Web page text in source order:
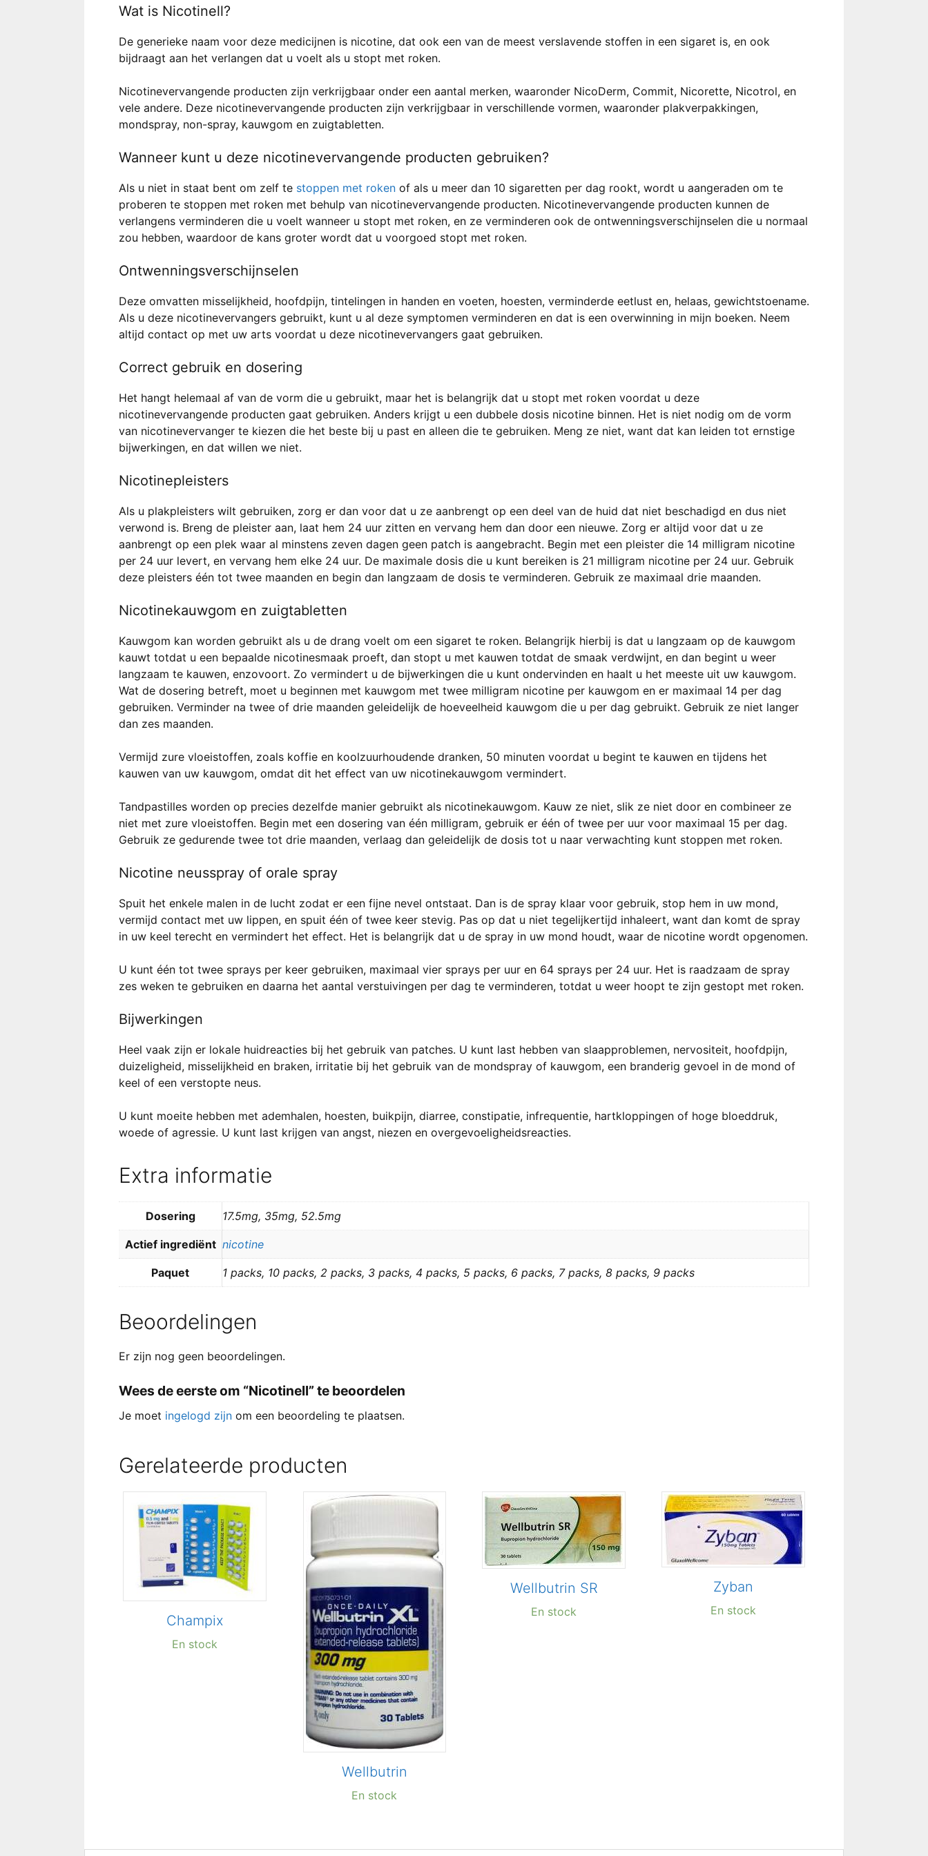
Wat is Nicotinell?
De generieke naam voor deze medicijnen is nicotine, dat ook een van de meest verslavende stoffen in een sigaret is, en ook
bijdraagt aan het verlangen dat u voelt als u stopt met roken.
Nicotinevervangende producten zijn verkrijgbaar onder een aantal merken, waaronder NicoDerm, Commit, Nicorette, Nicotrol, en
vele andere. Deze nicotinevervangende producten zijn verkrijgbaar in verschillende vormen, waaronder plakverpakkingen,
mondspray, non-spray, kauwgom en zuigtabletten.
Wanneer kunt u deze nicotinevervangende producten gebruiken?
Als u niet in staat bent om zelf te stoppen met roken of als u meer dan 10 sigaretten per dag rookt, wordt u aangeraden om te
proberen te stoppen met roken met behulp van nicotinevervangende producten. Nicotinevervangende producten kunnen de
verlangens verminderen die u voelt wanneer u stopt met roken, en ze verminderen ook de ontwenningsverschijnselen die u normaal
zou hebben, waardoor de kans groter wordt dat u voorgoed stopt met roken.
Ontwenningsverschijnselen
Deze omvatten misselijkheid, hoofdpijn, tintelingen in handen en voeten, hoesten, verminderde eetlust en, helaas, gewichtstoename.
Als u deze nicotinevervangers gebruikt, kunt u al deze symptomen verminderen en dat is een overwinning in mijn boeken. Neem
altijd contact op met uw arts voordat u deze nicotinevervangers gaat gebruiken.
Correct gebruik en dosering
Het hangt helemaal af van de vorm die u gebruikt, maar het is belangrijk dat u stopt met roken voordat u deze
nicotinevervangende producten gaat gebruiken. Anders krijgt u een dubbele dosis nicotine binnen. Het is niet nodig om de vorm
van nicotinevervanger te kiezen die het beste bij u past en alleen die te gebruiken. Meng ze niet, want dat kan leiden tot ernstige
bijwerkingen, en dat willen we niet.
Nicotinepleisters
Als u plakpleisters wilt gebruiken, zorg er dan voor dat u ze aanbrengt op een deel van de huid dat niet beschadigd en dus niet
verwond is. Breng de pleister aan, laat hem 24 uur zitten en vervang hem dan door een nieuwe. Zorg er altijd voor dat u ze
aanbrengt op een plek waar al minstens zeven dagen geen patch is aangebracht. Begin met een pleister die 14 milligram nicotine
per 24 uur levert, en vervang hem elke 24 uur. De maximale dosis die u kunt bereiken is 21 milligram nicotine per 24 uur. Gebruik
deze pleisters één tot twee maanden en begin dan langzaam de dosis te verminderen. Gebruik ze maximaal drie maanden.
Nicotinekauwgom en zuigtabletten
Kauwgom kan worden gebruikt als u de drang voelt om een sigaret te roken. Belangrijk hierbij is dat u langzaam op de kauwgom
kauwt totdat u een bepaalde nicotinesmaak proeft, dan stopt u met kauwen totdat de smaak verdwijnt, en dan begint u weer
langzaam te kauwen, enzovoort. Zo vermindert u de bijwerkingen die u kunt ondervinden en haalt u het meeste uit uw kauwgom.
Wat de dosering betreft, moet u beginnen met kauwgom met twee milligram nicotine per kauwgom en er maximaal 14 per dag
gebruiken. Verminder na twee of drie maanden geleidelijk de hoeveelheid kauwgom die u per dag gebruikt. Gebruik ze niet langer
dan zes maanden.
Vermijd zure vloeistoffen, zoals koffie en koolzuurhoudende dranken, 50 minuten voordat u begint te kauwen en tijdens het
kauwen van uw kauwgom, omdat dit het effect van uw nicotinekauwgom vermindert.
Tandpastilles worden op precies dezelfde manier gebruikt als nicotinekauwgom. Kauw ze niet, slik ze niet door en combineer ze
niet met zure vloeistoffen. Begin met een dosering van één milligram, gebruik er één of twee per uur voor maximaal 15 per dag.
Gebruik ze gedurende twee tot drie maanden, verlaag dan geleidelijk de dosis tot u naar verwachting kunt stoppen met roken.
Nicotine neusspray of orale spray
Spuit het enkele malen in de lucht zodat er een fijne nevel ontstaat. Dan is de spray klaar voor gebruik, stop hem in uw mond,
vermijd contact met uw lippen, en spuit één of twee keer stevig. Pas op dat u niet tegelijkertijd inhaleert, want dan komt de spray
in uw keel terecht en vermindert het effect. Het is belangrijk dat u de spray in uw mond houdt, waar de nicotine wordt opgenomen.
U kunt één tot twee sprays per keer gebruiken, maximaal vier sprays per uur en 64 sprays per 24 uur. Het is raadzaam de spray
zes weken te gebruiken en daarna het aantal verstuivingen per dag te verminderen, totdat u weer hoopt te zijn gestopt met roken.
Bijwerkingen
Heel vaak zijn er lokale huidreacties bij het gebruik van patches. U kunt last hebben van slaapproblemen, nervositeit, hoofdpijn,
duizeligheid, misselijkheid en braken, irritatie bij het gebruik van de mondspray of kauwgom, een branderig gevoel in de mond of
keel of een verstopte neus.
U kunt moeite hebben met ademhalen, hoesten, buikpijn, diarree, constipatie, infrequentie, hartkloppingen of hoge bloeddruk,
woede of agressie. U kunt last krijgen van angst, niezen en overgevoeligheidsreacties.
Extra informatie
Dosering 17.5mg, 35mg, 52.5mg
Actief ingrediënt nicotine
Paquet 1 packs, 10 packs, 2 packs, 3 packs, 4 packs, 5 packs, 6 packs, 7 packs, 8 packs, 9 packs
Beoordelingen
Er zijn nog geen beoordelingen.
Wees de eerste om “Nicotinell” te beoordelen
Je moet ingelogd zijn om een beoordeling te plaatsen.
Gerelateerde producten
Champix
En stock
Wellbutrin
En stock
Wellbutrin SR
En stock
Zyban
En stock